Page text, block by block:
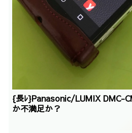
{長ﾚ}Panasonic/LUMIX DMC-
か不満足か？